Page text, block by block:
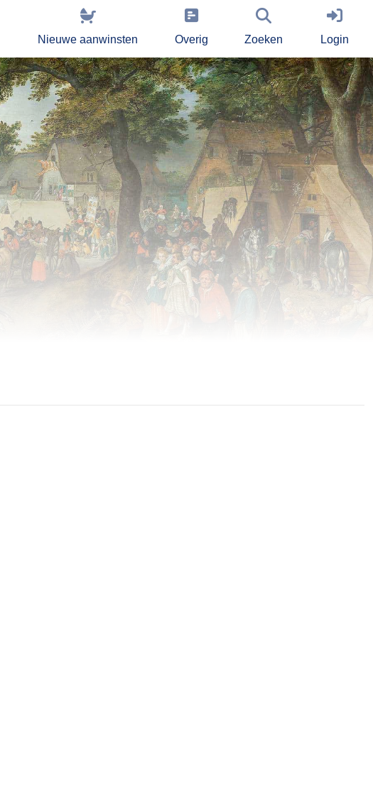
Nieuwe aanwinsten Overig Zoeken Login